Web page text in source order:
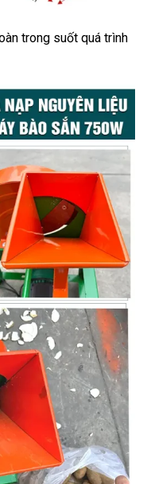
trong suốt quá trình